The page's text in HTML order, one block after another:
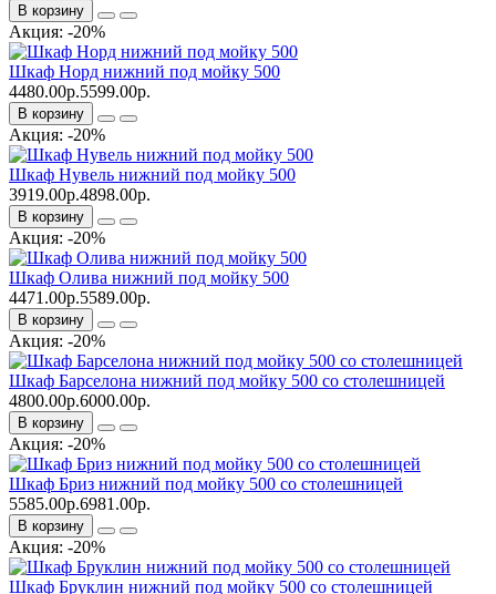
В корзину
Акция: -20%
Шкаф Норд нижний под мойку 500
4480.00р.5599.00р.
В корзину
Акция: -20%
Шкаф Нувель нижний под мойку 500
3919.00р.4898.00р.
В корзину
Акция: -20%
Шкаф Олива нижний под мойку 500
4471.00р.5589.00р.
В корзину
Акция: -20%
Шкаф Барселона нижний под мойку 500 со столешницей
4800.00р.6000.00р.
В корзину
Акция: -20%
Шкаф Бриз нижний под мойку 500 со столешницей
5585.00р.6981.00р.
В корзину
Акция: -20%
Шкаф Бруклин нижний под мойку 500 со столешницей